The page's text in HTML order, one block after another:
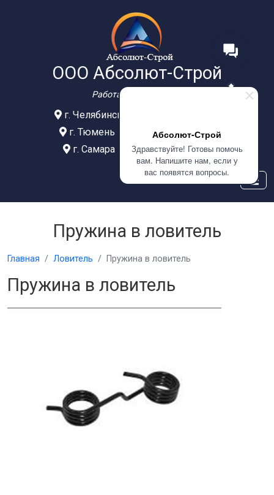
Абсолют-Строй
Здравствуйте! Готовы помочь
вам. Напишите нам, если у
вас появятся вопросы.
ООО Абсолют-Строй
Работаем с 2012 года
г. Челябинск
г. Тюмень
+7(999)586-21-77
г. Самара
+7(908)0400-304
Пружина в ловитель
Главная Ловитель Пружина в ловитель
Пружина в ловитель